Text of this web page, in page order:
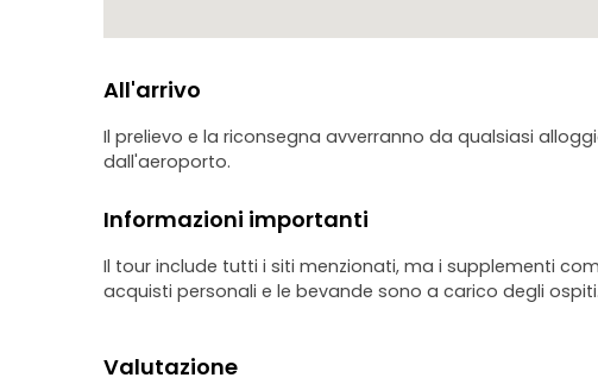
All'arrivo
Il prelievo e la riconsegna avverranno da qualsiasi
dall'aeroporto.
Informazioni importanti
Il tour include tutti i siti menzionati, ma i supplementi
acquisti personali e le bevande sono a carico degli ospiti.
Valutazione